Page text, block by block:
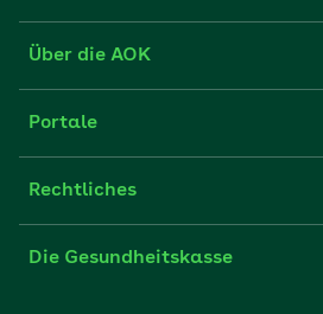
Formulare und Anträge
FAQ
Websitenutzung
Über die AOK
Struktur & Verwaltung
Partner der AOK
Portale
Fachportal für Arbeitgeber
Rechtliches
Impressum
Die Gesundheitskasse